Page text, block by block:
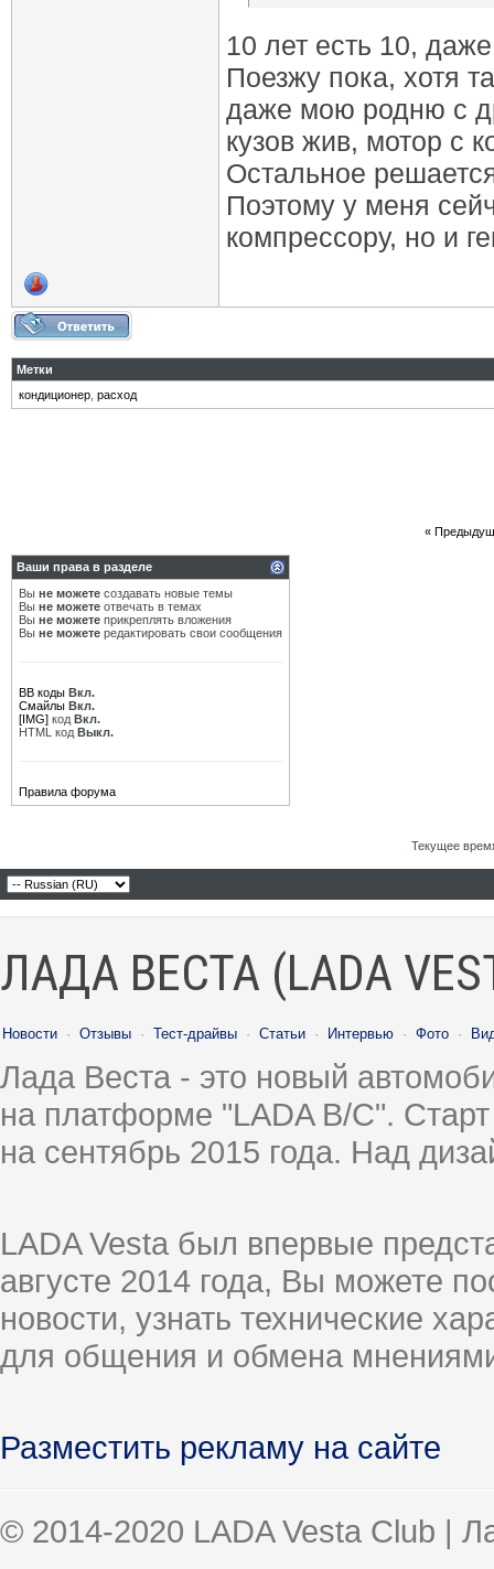
10 лет есть 10,
Поезжу пока, хотя
даже мою родню с
кузов жив, мотор с
Остальное
Поэтому у меня
компрессору, но и
Метки
кондиционер расход
«
Ваши права в разделе
Вы не можете создавать новые темы
Вы не можете отвечать в темах
Вы не можете прикреплять вложения
Вы не можете редактировать свои сообщения
BB коды Вкл.
Смайлы Вкл.
[IMG] код Вкл.
HTML код Выкл.
Правила форума
Текущее
ЛАДА ВЕСТА (LADA
Новости · Отзывы · Тест-драйвы · Статьи · Интервью · Фото ·
Лада Веста - это новый
на платформе "LADA B/C".
на сентябрь 2015 года. Над
LADA Vesta был впервые
августе 2014 года, Вы можете
новости, узнать технические
для общения и обмена
Разместить рекламу на сайте
© 2014-2020 LADA Vesta Club |